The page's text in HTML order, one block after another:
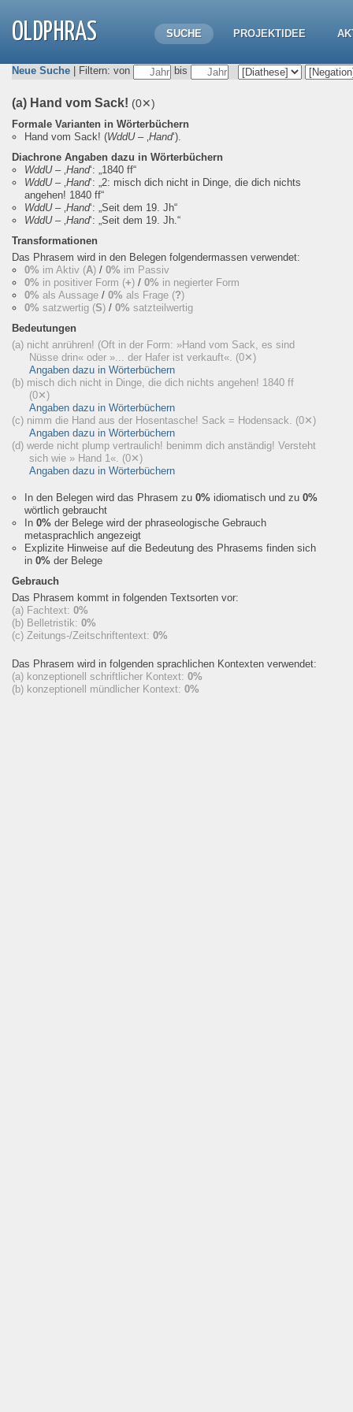
OLDPHRAS SUCHE PROJEKTIDEE
Neue Suche | Filtern: von bis
(a) Hand vom Sack! (0✕)
Formale Varianten in Wörterbüchern
Hand vom Sack! (WddU– ‚Hand‘).
Diachrone Angaben dazu in Wörterbüchern
WddU– ‚Hand‘: „1840 ff“
WddU– ‚Hand‘: „2: misch dich nicht in Dinge, die dich nichts
angehen! 1840 ff“
WddU– ‚Hand‘: „Seit dem 19. Jh“
WddU– ‚Hand‘: „Seit dem 19. Jh.“
Transformationen
Das Phrasem wird in den Belegen folgendermassen verwendet:
0% im Aktiv (A) / 0% im Passiv
0% in positiver Form (+) / 0% in negierter Form
0% als Aussage / 0% als Frage (?)
0% satzwertig (S) / 0% satzteilwertig
Bedeutungen
(a) nicht anrühren! (Oft in der Form: »Hand vom Sack, es sind
Nüsse drin« oder »... der Hafer ist verkauft«. (0✕)
Angaben dazu in Wörterbüchern
(b) misch dich nicht in Dinge, die dich nichts angehen! 1840 ff
(0✕)
Angaben dazu in Wörterbüchern
(c) nimm die Hand aus der Hosentasche! Sack = Hodensack. (0✕)
Angaben dazu in Wörterbüchern
(d) werde nicht plump vertraulich! benimm dich anständig! Versteht
sich wie » Hand 1«. (0✕)
Angaben dazu in Wörterbüchern
In den Belegen wird das Phrasem zu 0% idiomatisch und zu 0%
wörtlich gebraucht
In 0% der Belege wird der phraseologische Gebrauch
metasprachlich angezeigt
Explizite Hinweise auf die Bedeutung des Phrasems finden sich
in 0% der Belege
Gebrauch
Das Phrasem kommt in folgenden Textsorten vor:
(a) Fachtext: 0%
(b) Belletristik: 0%
(c) Zeitungs-/Zeitschriftentext: 0%
Das Phrasem wird in folgenden sprachlichen Kontexten verwendet:
(a) konzeptionell schriftlicher Kontext: 0%
(b) konzeptionell mündlicher Kontext: 0%